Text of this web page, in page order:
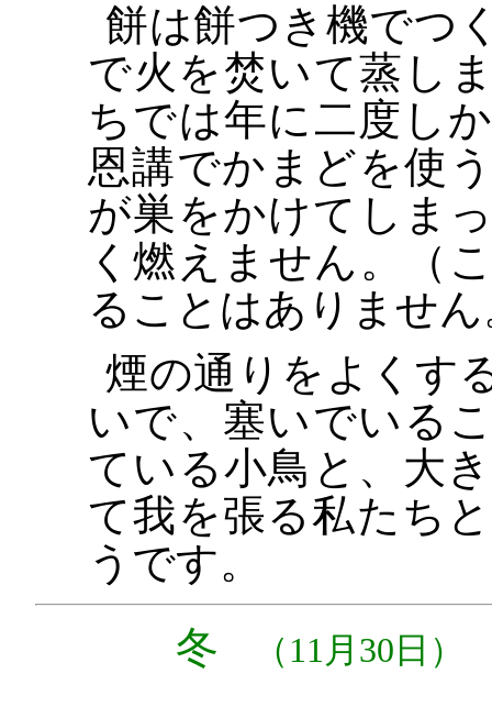
餅は餅つき機でつ
で火を焚いて蒸し
ちでは年に二度し
恩講でかまどを使
が巣をかけてしま
く燃えません。（
ることはありませ
煙の通りをよくす
いで、塞いでいる
ている小鳥と、大
て我を張る私たち
うです。
冬 （11月30日）